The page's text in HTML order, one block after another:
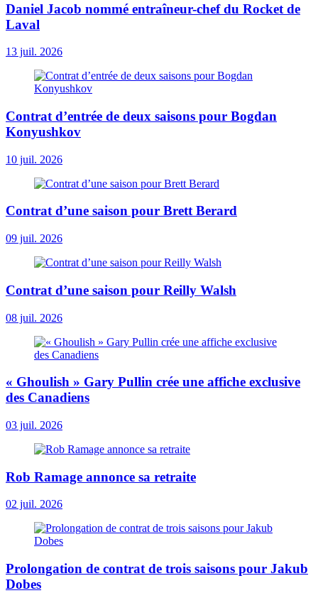
Daniel Jacob nommé entraîneur-chef du Rocket de
Laval
13 juil. 2026
Contrat d’entrée de deux saisons pour Bogdan
Konyushkov
10 juil. 2026
Contrat d’une saison pour Brett Berard
09 juil. 2026
Contrat d’une saison pour Reilly Walsh
08 juil. 2026
« Ghoulish » Gary Pullin crée une affiche exclusive
des Canadiens
03 juil. 2026
Rob Ramage annonce sa retraite
02 juil. 2026
Prolongation de contrat de trois saisons pour Jakub
Dobes